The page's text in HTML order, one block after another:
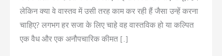
लेकिन क्या वे वास्तव में उसी तरह काम कर रही हैं जैसा उन्हें करना
चाहिए? लगभग हर सजा के लिए चाहे वह वास्तविक हो या कल्पित
एक वैध और एक अनौपचारिक कीमत […]